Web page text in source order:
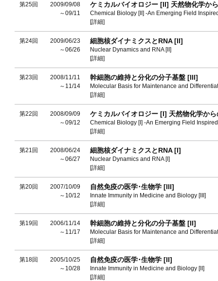
第25回
2009/09/08
～09/11
ケミカルバイオロジー [II] 天然物化学か
Chemical Biology [II] -An Emerging Field
[詳細]
第24回
2009/06/23
～06/26
細胞核ダイナミクスとRNA [II]
Nuclear Dynamics and RNA [II]
[詳細]
第23回
2008/11/11
～11/14
幹細胞の維持と分化の分子基盤 [III]
Molecular Basis for Maintenance and
[詳細]
第22回
2008/09/09
～09/12
ケミカルバイオロジー [I] 天然物化学から
Chemical Biology [I] -An Emerging Field
[詳細]
第21回
2008/06/24
～06/27
細胞核ダイナミクスとRNA [I]
Nuclear Dynamics and RNA [I]
[詳細]
第20回
2007/10/09
～10/12
自然免疫の医学･生物学 [III]
Innate Immunity in Medicine and Biology [III]
[詳細]
第19回
2006/11/14
～11/17
幹細胞の維持と分化の分子基盤 [II]
Molecular Basis for Maintenance and
[詳細]
第18回
2005/10/25
～10/28
自然免疫の医学･生物学 [II]
Innate Immunity in Medicine and Biology [II]
[詳細]